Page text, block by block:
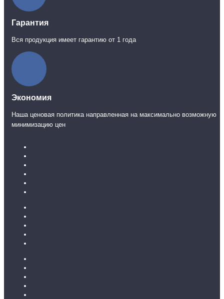
Гарантия
Вся продукция имеет гарантию от 1 года
Экономия
Наша ценовая политика направленная на максимально возможную
минимизацию цен